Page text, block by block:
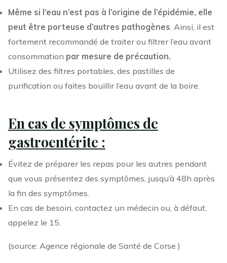
Même si l’eau n’est pas à l’origine de l’épidémie, elle
peut être porteuse d’autres pathogènes. Ainsi, il est
fortement recommandé de traiter ou filtrer l’eau avant
consommation par mesure de précaution.
Utilisez des filtres portables, des pastilles de
purification ou faites bouillir l’eau avant de la boire.
En cas de symptômes de
gastroentérite :
Évitez de préparer les repas pour les autres pendant
que vous présentez des symptômes, jusqu’à 48h après
la fin des symptômes.
En cas de besoin, contactez un médecin ou, à défaut,
appelez le 15.
(source: Agence régionale de Santé de Corse )